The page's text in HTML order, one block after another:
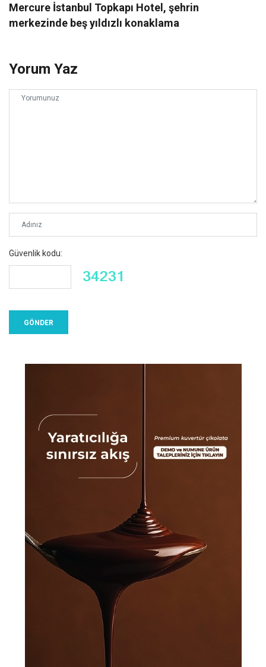
Mercure İstanbul Topkapı Hotel, şehrin
merkezinde beş yıldızlı konaklama
Yorum Yaz
Güvenlik kodu: